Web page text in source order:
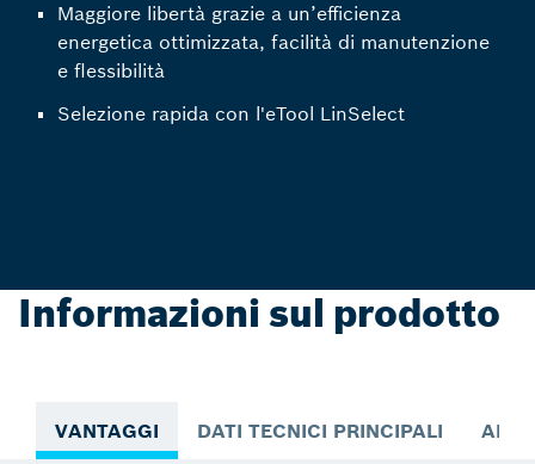
Maggiore libertà grazie a un’efficienza
energetica ottimizzata, facilità di manutenzione
e flessibilità
Selezione rapida con l'eTool LinSelect
Informazioni sul prodotto
VANTAGGI DATI TECNICI PRINCIPALI